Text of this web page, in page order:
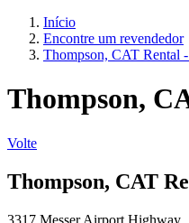
Início
Encontre um revendedor
Thompson, CAT Rental
Thompson,
Volte
Thompson, CAT
3317 Messer Airport Highway